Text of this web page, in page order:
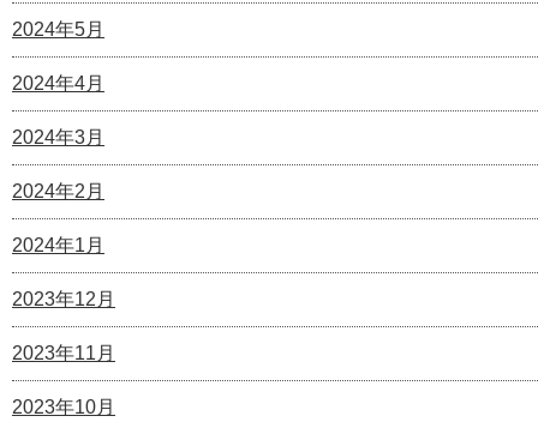
2024年5月
2024年4月
2024年3月
2024年2月
2024年1月
2023年12月
2023年11月
2023年10月